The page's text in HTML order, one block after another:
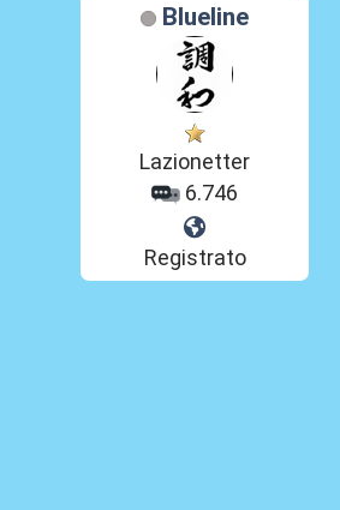
Blueline
Lazionetter
6.746
Registrato